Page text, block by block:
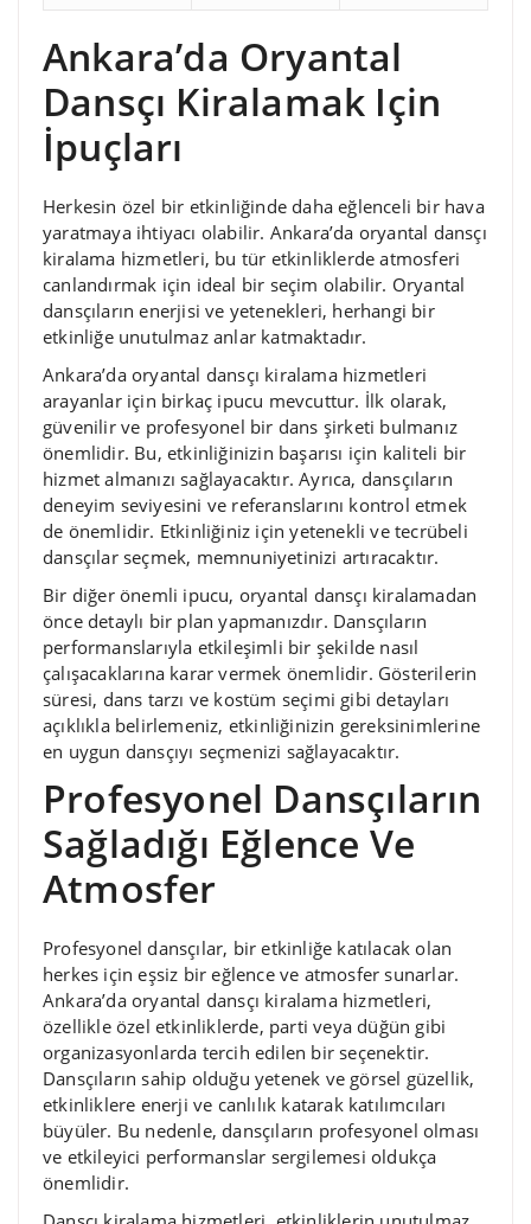
Ankara’da Oryantal
Dansçı Kiralamak Için
İpuçları
Herkesin özel bir etkinliğinde daha eğlenceli bir hava
yaratmaya ihtiyacı olabilir. Ankara’da oryantal dansçı
kiralama hizmetleri, bu tür etkinliklerde atmosferi
canlandırmak için ideal bir seçim olabilir. Oryantal
dansçıların enerjisi ve yetenekleri, herhangi bir
etkinliğe unutulmaz anlar katmaktadır.
Ankara’da oryantal dansçı kiralama hizmetleri
arayanlar için birkaç ipucu mevcuttur. İlk olarak,
güvenilir ve profesyonel bir dans şirketi bulmanız
önemlidir. Bu, etkinliğinizin başarısı için kaliteli bir
hizmet almanızı sağlayacaktır. Ayrıca, dansçıların
deneyim seviyesini ve referanslarını kontrol etmek
de önemlidir. Etkinliğiniz için yetenekli ve tecrübeli
dansçılar seçmek, memnuniyetinizi artıracaktır.
Bir diğer önemli ipucu, oryantal dansçı kiralamadan
önce detaylı bir plan yapmanızdır. Dansçıların
performanslarıyla etkileşimli bir şekilde nasıl
çalışacaklarına karar vermek önemlidir. Gösterilerin
süresi, dans tarzı ve kostüm seçimi gibi detayları
açıklıkla belirlemeniz, etkinliğinizin gereksinimlerine
en uygun dansçıyı seçmenizi sağlayacaktır.
Profesyonel Dansçıların
Sağladığı Eğlence Ve
Atmosfer
Profesyonel dansçılar, bir etkinliğe katılacak olan
herkes için eşsiz bir eğlence ve atmosfer sunarlar.
Ankara’da oryantal dansçı kiralama hizmetleri,
özellikle özel etkinliklerde, parti veya düğün gibi
organizasyonlarda tercih edilen bir seçenektir.
Dansçıların sahip olduğu yetenek ve görsel güzellik,
etkinliklere enerji ve canlılık katarak katılımcıları
büyüler. Bu nedenle, dansçıların profesyonel olması
ve etkileyici performanslar sergilemesi oldukça
önemlidir.